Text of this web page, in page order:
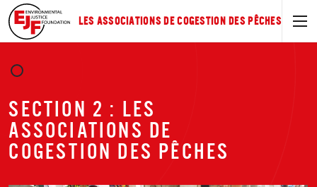
LES ASSOCIATIONS DE COGESTION DES PÊCHES
SECTION 2 : LES
ASSOCIATIONS DE
COGESTION DES PÊCHES